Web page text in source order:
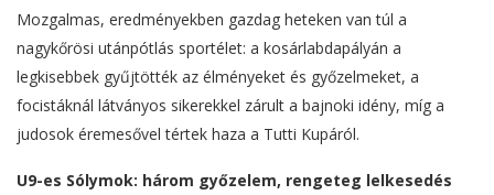
Mozgalmas, eredményekben gazdag heteken van túl a
nagykőrösi utánpótlás sportélet: a kosárlabdapályán a
legkisebbek gyűjtötték az élményeket és győzelmeket, a
focistáknál látványos sikerekkel zárult a bajnoki idény, míg a
judosok éremesővel tértek haza a Tutti Kupáról.
U9-es Sólymok: három győzelem, rengeteg lelkesedés